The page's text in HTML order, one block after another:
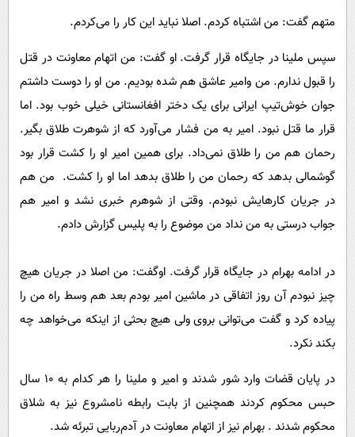
متهم گفت: من اشتباه کردم. اصلا نباید این کار را می‌کردم.
سپس ملینا در جایگاه قرار گرفت. او گفت: من اتهام معاونت در قتل
را قبول ندارم. من وامیر عاشق هم شده بودیم. من او را دوست داشتم
جوان خوش‌تیپ ایرانی برای یک دختر افغانستانی خیلی خوب بود. اما
قرار ما قتل نبود. امیر به من فشار می‌آورد که از شوهرت طلاق بگیر.
رحمان هم من را طلاق نمی‌داد. برای همین امیر او را کشت قرار بود
گوشمالی بدهد که رحمان من را طلاق بدهد اما او را کشت. من هم
در جریان کارهایش نبودم. وقتی از شوهرم خبری نشد و امیر هم
جواب درستی به من نداد من موضوع را به پلیس گزارش دادم.
در ادامه بهرام در جایگاه قرار گرفت. اوگفت: من اصلا در جریان هیچ
چیز نبودم آن روز اتفاقی در ماشین امیر بودم بعد هم وسط راه من را
پیاده کرد و گفت می‌توانی بروی ولی هیچ بحثی از اینکه می‌خواهد چه
بکند نکرد.
در پایان قضات وارد شور شدند و امیر و ملینا را هر کدام به 10 سال
حبس محکوم کردند همچنین از بابت رابطه نامشروع نیز به شلاق
محکوم شدند . بهرام نیز از اتهام معاونت در آدم‌ربایی تبرئه شد.